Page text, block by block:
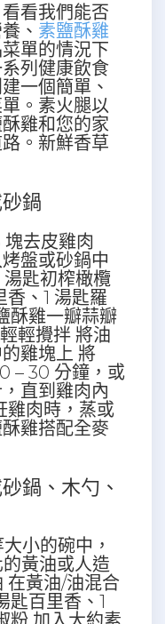
看我們能否
、 素鹽酥雞
單的情況下
列健康飲食
一個簡單、
。素火腿以
雞和您的家
。新鮮香草
鍋
去皮雞肉
盤或砂鍋中
匙初榨橄欖
、1 湯匙羅
酥雞一瓣蒜瓣
輕攪拌 將油
雞塊上 將
– 30 分鐘，或
直到雞肉內
雞肉時，蒸或
雞搭配全麥
鍋、木勺、
小的碗中，
黃油或人造
在黃油/油混合
匙百里香、1